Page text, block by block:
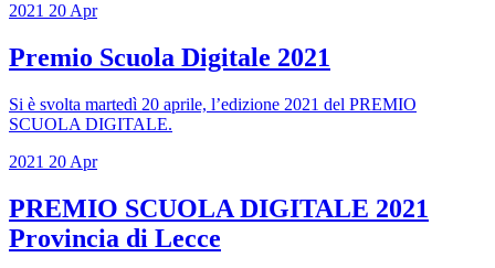
2021 20 Apr
Premio Scuola Digitale 2021
Si è svolta martedì 20 aprile, l’edizione 2021 del PREMIO
SCUOLA DIGITALE.
2021 20 Apr
PREMIO SCUOLA DIGITALE 2021
Provincia di Lecce